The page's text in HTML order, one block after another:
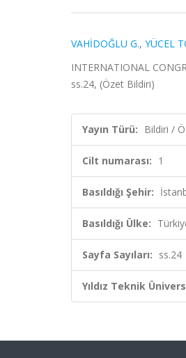
VAHİDOĞLU G., YÜCEL
INTERNATIONAL
ss.24, (Özet Bildiri)
Yayın Türü: Bildiri /
Cilt numarası: 1
Basıldığı Şehir:
Basıldığı Ülke:
Sayfa Sayıları: ss.24
Yıldız Teknik